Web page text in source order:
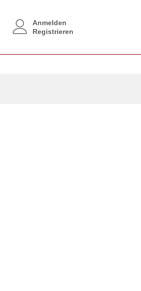
Anmelden
Registrieren